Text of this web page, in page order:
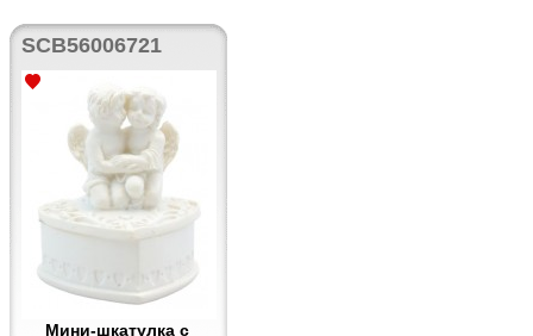
SCB56006721
Мини-шкатулка с